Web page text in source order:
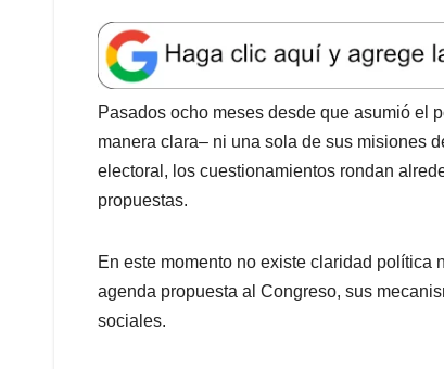
a
t
s
A
p
p
e
b
o
o
k
e
d
I
n
l
e
a
d
s
Pasados ocho meses desde que asumió el
manera clara– ni una sola de sus misiones
electoral, los cuestionamientos rondan
propuestas.
En este momento no existe claridad
agenda propuesta al Congreso, sus
sociales.